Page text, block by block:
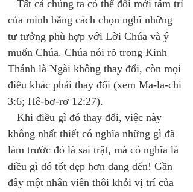
Tất cả chúng ta có thể đổi mới tâm trí
của mình bằng cách chọn nghĩ những
tư tưởng phù hợp với Lời Chúa và ý
muốn Chúa. Chúa nói rõ trong Kinh
Thánh là Ngài không thay đổi, còn mọi
điều khác phải thay đổi (xem Ma-la-chi
3:6; Hê-bơ-rơ 12:27).
Khi điều gì đó thay đổi, việc này
không nhất thiết có nghĩa những gì đã
làm trước đó là sai trật, mà có nghĩa là
điều gì đó tốt đẹp hơn đang đến! Gần
đây một nhân viên thôi khỏi vị trí của